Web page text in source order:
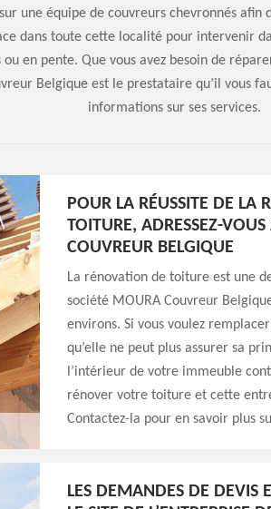
une équipe de couvreurs chevronnés afin
dans toute cette localité pour intervenir
en pente. Que vous avez besoin de
Belgique est le prestataire qu’il vous
informations sur ses services.
POUR LA RÉUSSITE DE LA
TOITURE, ADRESSEZ-
COUVREUR BELGIQUE
La rénovation de toiture est une
société MOURA Couvreur
environs. Si vous voulez
qu’elle ne peut plus assurer sa
l’intérieur de votre immeuble
rénover votre toiture et cette
Contactez-la pour en savoir plus
LES DEMANDES DE DEVIS